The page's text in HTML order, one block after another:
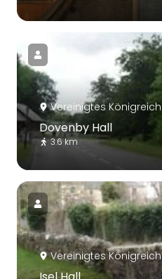
Vereinigtes Königreich
Dovenby Hall
3.6 km
Vereinigtes Königreich